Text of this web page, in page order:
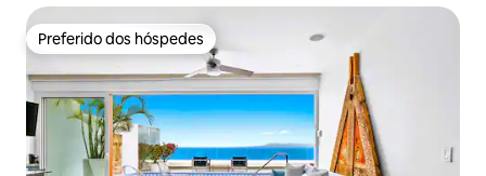
Preferido dos hóspedes
Preferido dos hóspedes